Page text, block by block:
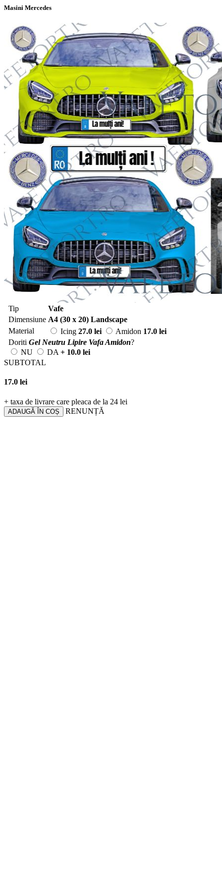
Masini Mercedes
Tip
Vafe
Dimensiune A4 (30 x 20) Landscape
Material
Icing 27.0 lei Amidon 17.0 lei
Doriti Gel Neutru Lipire Vafa Amidon?
NU
DA + 10.0 lei
SUBTOTAL
17.0 lei
+ taxa de livrare care pleaca de la 24 lei
ADAUGĂ ÎN COȘ RENUNȚĂ